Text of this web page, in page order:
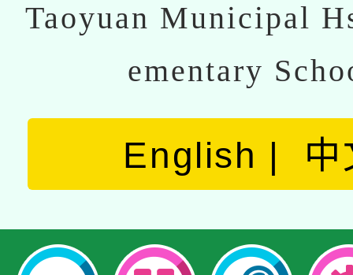
Taoyuan Municipal
ementary
English 中